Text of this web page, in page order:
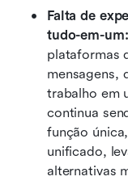
Falta de
tudo-em-um:
plataformas
mensagens,
trabalho em
continua
função
unificado,
alternativas